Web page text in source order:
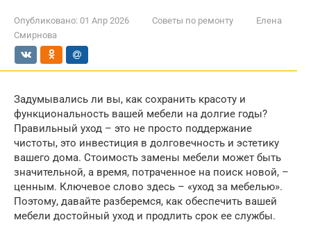
Опубликовано: 01 Апр 2026 Советы по ремонту
Елена
Смирнова
Задумывались ли вы, как сохранить красоту и
функциональность вашей мебели на долгие годы?
Правильный уход – это не просто поддержание
чистоты, это инвестиция в долговечность и эстетику
вашего дома. Стоимость замены мебели может быть
значительной, а время, потраченное на поиск новой, –
ценным. Ключевое слово здесь – «уход за мебелью».
Поэтому, давайте разберемся, как обеспечить вашей
мебели достойный уход и продлить срок ее службы.